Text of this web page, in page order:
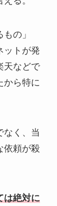
の」
ットが発
天などで
から特に
なく、当
依頼が殺
は絶対に